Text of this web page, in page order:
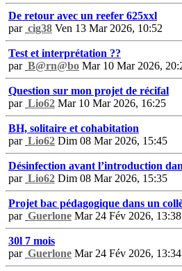
De retour avec un reefer 625xxl
par cig38 Ven 13 Mar 2026, 10:52
Test et interprétation ??
par B@rn@bo Mar 10 Mar 2026,
Question sur mon projet de récifal
par Lio62 Mar 10 Mar 2026, 16:25
BH, solitaire et cohabitation
par Lio62 Dim 08 Mar 2026, 15:45
Désinfection avant l’introduction
par Lio62 Dim 08 Mar 2026, 15:35
Projet bac pédagogique dans un
par Guerlone Mar 24 Fév 2026, 13:38
30l 7 mois
par Guerlone Mar 24 Fév 2026, 13:34